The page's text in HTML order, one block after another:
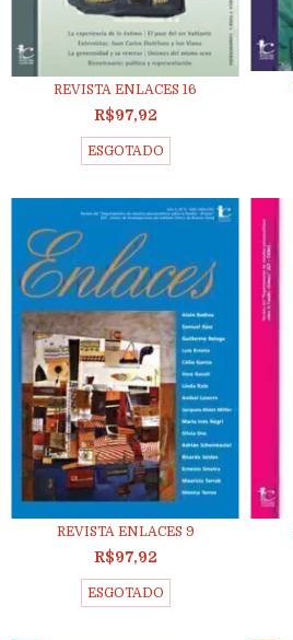
REVISTA ENLACES 16
R$97,92
ESGOTADO
REVISTA ENLACES 9
R$97,92
ESGOTADO